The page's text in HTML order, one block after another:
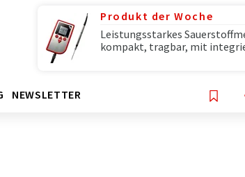
Produkt der Woche
Leistungsstarkes
kompakt, tragbar, mit
NEWSLETTER